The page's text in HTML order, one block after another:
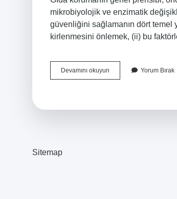
mikrobiyolojik ve enzimatik
güvenliğini sağlamanın dört temel
kirlenmesini önlemek, (ii) bu
Devamını okuyun
Güvenliği
Yorum Bırak
Sitemap